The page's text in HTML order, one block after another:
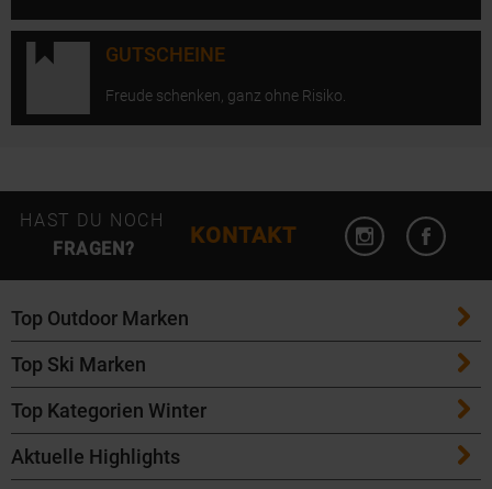
GUTSCHEINE
Freude schenken, ganz ohne Risiko.
HAST DU NOCH
FRAGEN?
KONTAKT
Instagram
Top Outdoor Marken
Patagonia
Maloja
Salomon
Top Ski Marken
ATK Bindungen
K2 Ski
Top Kategorien Winter
Ski
Aktuelle Highlights